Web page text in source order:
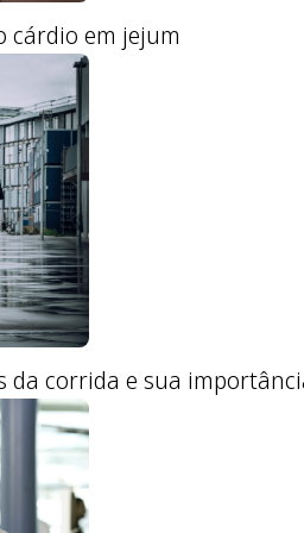
cárdio em jejum
da corrida e sua